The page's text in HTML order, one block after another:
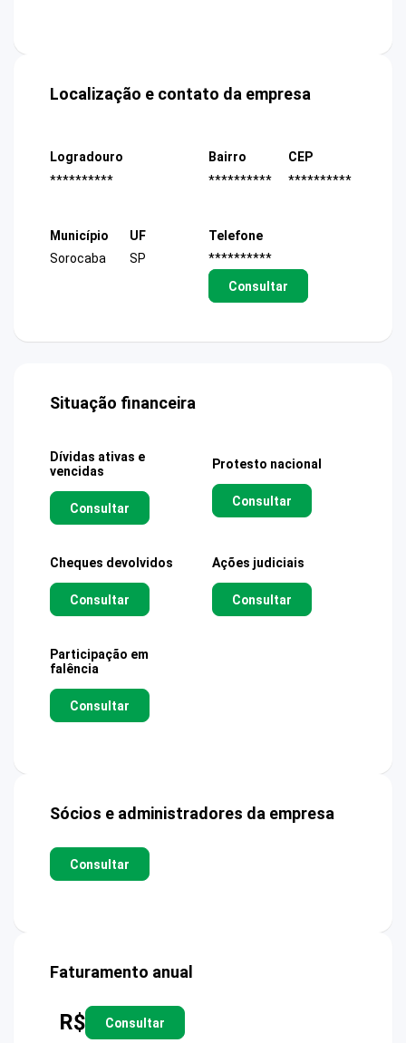
Localização e contato da empresa
Logradouro
**********
Bairro
**********
CEP
**********
Município
Sorocaba
UF
SP
Telefone
**********
Consultar
Situação financeira
Dívidas ativas e
vencidas
Consultar
Protesto nacional
Consultar
Cheques devolvidos
Consultar
Ações judiciais
Consultar
Participação em
falência
Consultar
Sócios e administradores da empresa
Consultar
Faturamento anual
R$ Consultar